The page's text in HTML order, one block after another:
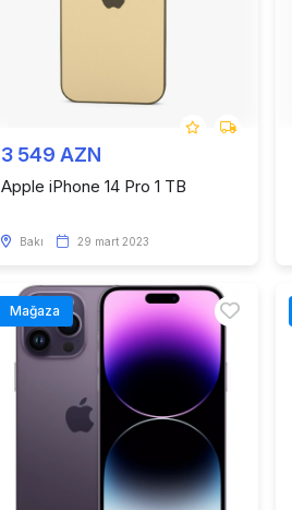
3 549 AZN
Apple iPhone 14 Pro 1 TB
Bakı 29 mart 2023
Mağaza